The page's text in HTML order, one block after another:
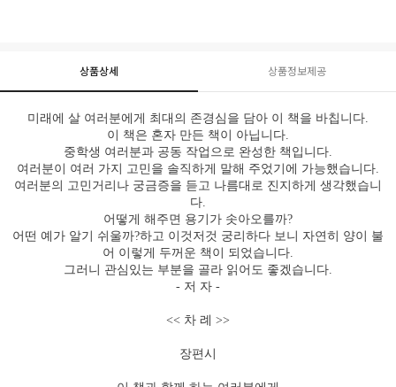
상품상세 상품정보제공
미래에 살 여러분에게 최대의 존경심을 담아 이 책을 바칩니다.
이 책은 혼자 만든 책이 아닙니다.
중학생 여러분과 공동 작업으로 완성한 책입니다.
여러분이 여러 가지 고민을 솔직하게 말해 주었기에 가능했습니다.
여러분의 고민거리나 궁금증을 듣고 나름대로 진지하게 생각했습니
다.
어떻게 해주면 용기가 솟아오를까?
어떤 예가 알기 쉬울까?하고 이것저것 궁리하다 보니 자연히 양이 불
어 이렇게 두꺼운 책이 되었습니다.
그러니 관심있는 부분을 골라 읽어도 좋겠습니다.
- 저 자 -
<< 차 례 >>
장편시